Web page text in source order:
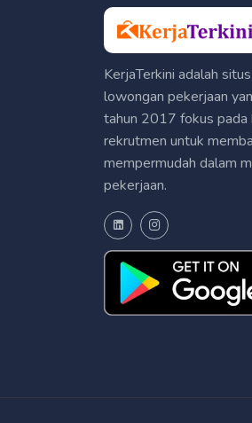
KerjaTerkini adalah
lowongan pekerjaan
tahun 2017 fokus pada
rekrutmen untuk
mempermudah dalam
pekerjaan.